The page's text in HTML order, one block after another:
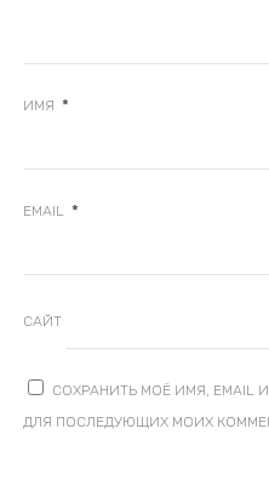
ИМЯ *
EMAIL *
САЙТ
СОХРАНИТЬ МОЁ ИМЯ, EMAIL
ДЛЯ ПОСЛЕДУЮЩИХ МОИХ